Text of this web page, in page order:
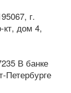
г.
кт, дом 4,
В банке